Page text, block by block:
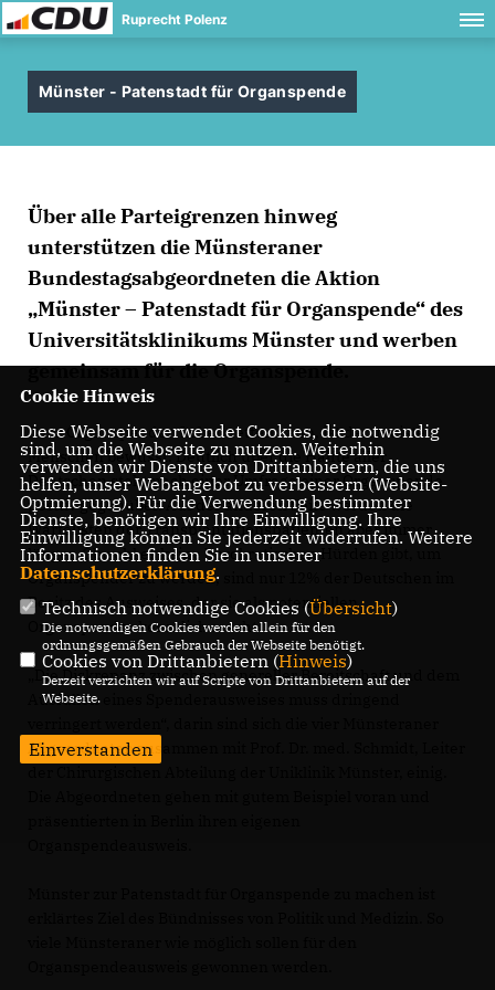
Ruprecht Polenz
Münster - Patenstadt für Organspende
Über alle Parteigrenzen hinweg
unterstützen die Münsteraner
Bundestagsabgeordneten die Aktion
Münster – Patenstadt für Organspende“ des
Universitätsklinikums Münster und werben
gemeinsam für die Organspende.
Dass Organspenden Leben retten kann, ist den meisten
Menschen bewusst. Deutlich über die Hälfte aller
Deutschen steht nach einer Umfrage einer Organspende
positiv gegenüber. Auf der anderen Seite werden die
Wartelisten der Transplantationspatienten aber immer
länger. Obwohl es keine bürokratischen Hürden gibt, um
Organspender zu werden, sind nur 12% der Deutschen im
Besitz des Ausweises, der sie als potentiellen
Organspender kenntlich macht.
Die Diskrepanz zwischen genereller Bereitschaft und dem
Ausfüllen eines Spenderausweises muss dringend
Abgeordneten zusammen mit Prof. Dr. med. Schmidt, Leiter
Cookie Hinweis
Diese Webseite verwendet Cookies, die notwendig
sind, um die Webseite zu nutzen. Weiterhin
verwenden wir Dienste von Drittanbietern, die uns
helfen, unser Webangebot zu verbessern (Website-
Optmierung). Für die Verwendung bestimmter
Dienste, benötigen wir Ihre Einwilligung. Ihre
Einwilligung können Sie jederzeit widerrufen. Weitere
Informationen finden Sie in unserer
Datenschutzerklärung.
Technisch notwendige Cookies (Übersicht)
Die notwendigen Cookies werden allein für den
ordnungsgemäßen Gebrauch der Webseite benötigt.
Cookies von Drittanbietern (Hinweis)
Derzeit verzichten wir auf Scripte von Drittanbietern auf der
Webseite.
Einverstanden